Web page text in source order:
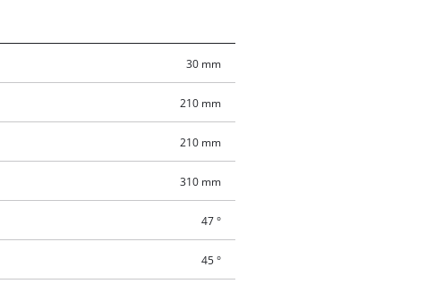
30 mm
210 mm
210 mm
310 mm
47 °
45 °